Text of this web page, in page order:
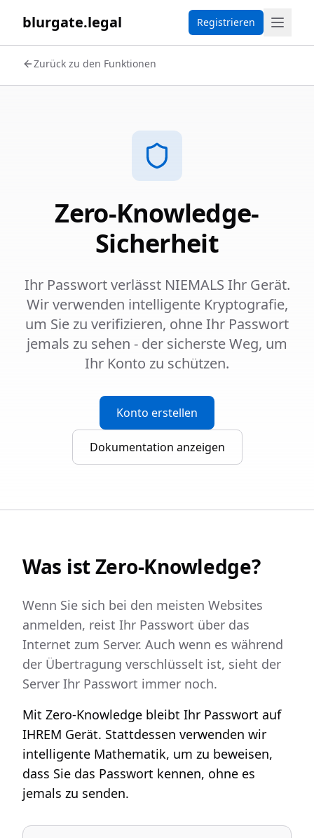
blurgate.legal Registrieren
Zurück zu den Funktionen
Zero-Knowledge-
Sicherheit
Ihr Passwort verlässt NIEMALS Ihr Gerät.
Wir verwenden intelligente Kryptografie,
um Sie zu verifizieren, ohne Ihr Passwort
jemals zu sehen - der sicherste Weg, um
Ihr Konto zu schützen.
Konto erstellen
Dokumentation anzeigen
Was ist Zero-Knowledge?
Wenn Sie sich bei den meisten Websites
anmelden, reist Ihr Passwort über das
Internet zum Server. Auch wenn es während
der Übertragung verschlüsselt ist, sieht der
Server Ihr Passwort immer noch.
Mit Zero-Knowledge bleibt Ihr Passwort auf
IHREM Gerät. Stattdessen verwenden wir
intelligente Mathematik, um zu beweisen,
dass Sie das Passwort kennen, ohne es
jemals zu senden.